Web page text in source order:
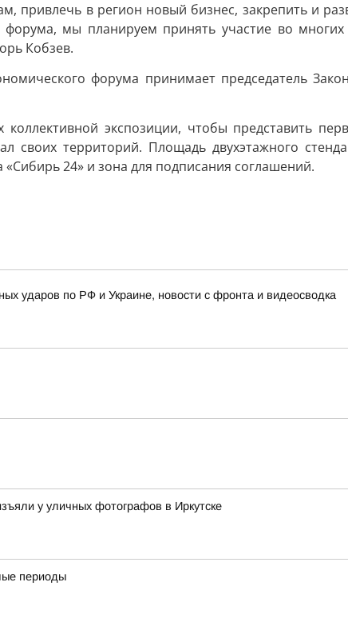
привлечь в регион новый бизнес, закрепить и
форума, мы планируем принять участие во
Кобзев.
форума принимает председатель
экспозиции, чтобы представить
своих территорий. Площадь двухэтажного
24» и зона для подписания соглашений.
ударов по РФ и Украине, новости с фронта и видеосводка
у уличных фотографов в Иркутске
периоды